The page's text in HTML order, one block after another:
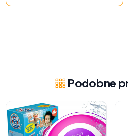
Podobne